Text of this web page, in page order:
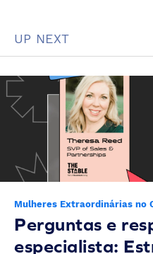
UP NEXT
Mulheres Extraordinárias no
Perguntas e
especialista: